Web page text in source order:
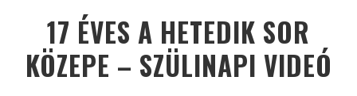
17 ÉVES A HETEDIK SOR
KÖZEPE – SZÜLINAPI VIDEÓ